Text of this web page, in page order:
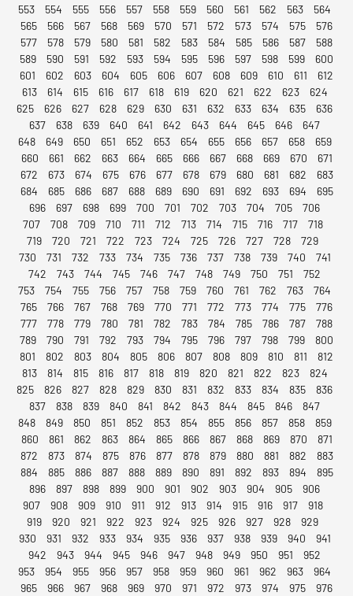
553
554 555 556 557 558 559 560 561 562 563
564
565
566 567 568 569 570 571 572 573 574 575
576
577
578 579 580 581 582 583 584 585 586 587
588
589
590 591 592 593 594 595 596 597 598 599
600
601
602 603 604 605 606 607 608 609 610 611
612
613
614 615 616 617 618 619 620 621 622 623
624
625
626 627 628 629 630 631 632 633 634 635
636
637
638 639 640 641 642 643 644 645 646
647
648
649 650 651 652 653 654 655 656 657 658
659
660
661 662 663 664 665 666 667 668 669 670
671
672
673 674 675 676 677 678 679 680 681 682
683
684
685 686 687 688 689 690 691 692 693 694
695
696
697 698 699 700 701 702 703 704 705
706
707
708 709 710 711 712 713 714 715 716 717
718
719
720 721 722 723 724 725 726 727 728
729
730
731 732 733 734 735 736 737 738 739 740
741
742
743 744 745 746 747 748 749 750 751
752
753
754 755 756 757 758 759 760 761 762 763
764
765
766 767 768 769 770 771 772 773 774 775
776
777
778 779 780 781 782 783 784 785 786 787
788
789
790 791 792 793 794 795 796 797 798 799
800
801
802 803 804 805 806 807 808 809 810 811
812
813
814 815 816 817 818 819 820 821 822 823
824
825
826 827 828 829 830 831 832 833 834 835
836
837
838 839 840 841 842 843 844 845 846
847
848
849 850 851 852 853 854 855 856 857 858
859
860
861 862 863 864 865 866 867 868 869 870
871
872
873 874 875 876 877 878 879 880 881 882
883
884
885 886 887 888 889 890 891 892 893 894
895
896
897 898 899 900 901 902 903 904 905
906
907
908 909 910 911 912 913 914 915 916 917
918
919
920 921 922 923 924 925 926 927 928
929
930
931 932 933 934 935 936 937 938 939 940
941
942
943 944 945 946 947 948 949 950 951
952
953
954 955 956 957 958 959 960 961 962 963
964
965
966 967 968 969 970 971 972 973 974 975
976